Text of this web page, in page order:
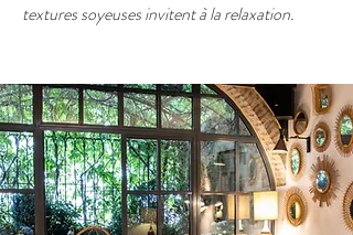
textures soyeuses invitent à la relaxation.